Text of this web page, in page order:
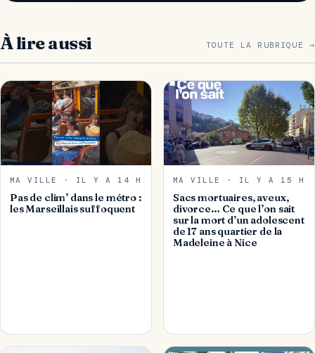
À lire aussi TOUTE LA RUBRIQUE →
MA VILLE · IL Y A 14 H
Pas de clim’ dans le métro :
les Marseillais suffoquent
MA VILLE · IL Y A 15 H
Sacs mortuaires, aveux,
divorce… Ce que l’on sait
sur la mort d’un adolescent
de 17 ans quartier de la
Madeleine à Nice